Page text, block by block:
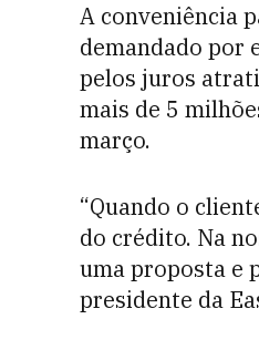
A conveniência
demandado por
pelos juros
mais de 5
março.
“Quando o
do crédito. Na
uma proposta e
presidente da